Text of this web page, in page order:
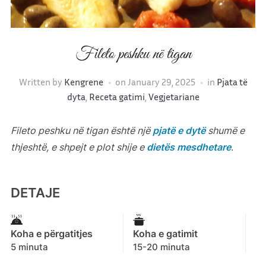
Fileto peshku në tigan
Written by Kengrene on January 29, 2025 in Pjata të
dyta Receta gatimi Vegjetariane
Fileto peshku në tigan është një pjatë e dytëshumë e
thjeshtë, e shpejt e plot shije e dietës mesdhetare.
DETAJE
Koha e përgatitjes
5 minuta
Koha e gatimit
15-20 minuta